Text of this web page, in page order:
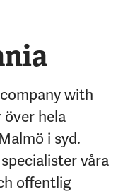
with
över hela
i syd.
våra
offentlig